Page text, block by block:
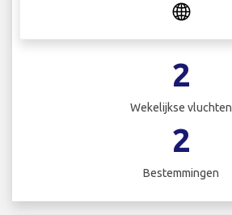
2
Wekelijkse vluchten
2
Bestemmingen